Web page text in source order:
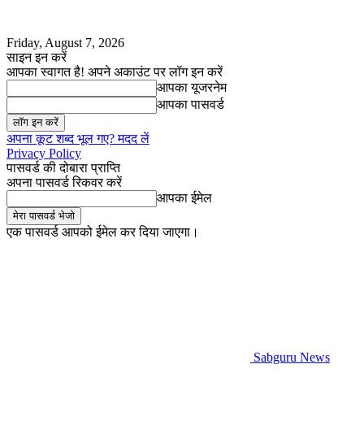
Friday, August 7, 2026
साइन इन करें
आपका स्वागत है! अपने अकाउंट पर लॉग इन करें
आपका यूजरनेम
आपका पासवर्ड
अपना कूट शब्द भूल गए? मदद लें
Privacy Policy
पासवर्ड की दोबारा प्राप्ति
अपना पासवर्ड रिकवर करें
आपका ईमेल
एक पासवर्ड आपको ईमेल कर दिया जाएगा।
Sabguru News